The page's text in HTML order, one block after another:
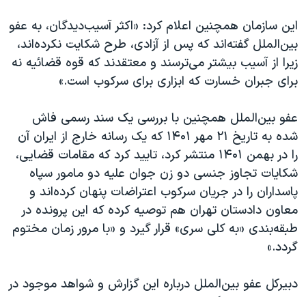
این سازمان همچنین اعلام کرد: «اکثر آسیب‌دیدگان، به عفو
بین‌الملل گفته‌اند که پس از آزادی، طرح شکایت نکرده‌اند،
زیرا از آسیب بیشتر می‌ترسند و معتقدند که قوه قضائیه نه
برای جبران خسارت که ابزاری برای سرکوب است.»
عفو بین‌الملل همچنین با بررسی یک سند رسمی فاش
شده به تاریخ ۲۱ مهر ۱۴۰۱ که یک رسانه خارج از ایران آن
را در بهمن ۱۴۰۱ منتشر کرد، تایید کرد که مقامات قضایی،
شکایات تجاوز جنسی دو زن جوان علیه دو مامور سپاه
پاسداران را در جریان سرکوب اعتراضات پنهان کرده‌اند و
معاون دادستان تهران هم توصیه کرده که این پرونده در
طبقه‌بندی «به کلی سری» قرار گیرد و «با مرور زمان مختوم
گردد.»
دبیرکل عفو بین‌الملل درباره این گزارش و شواهد موجود در